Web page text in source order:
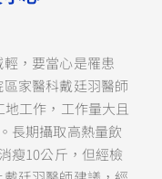
，要當心是罹患
區家醫科戴廷羽醫師
工作，工作量大且
長期攝取高熱量飲
瘦10公斤，但經檢